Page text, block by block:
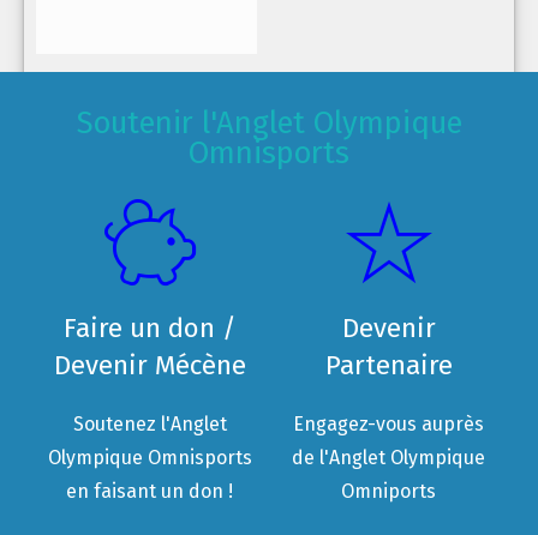
Soutenir l'Anglet Olympique
Omnisports
Faire un don /
Devenir Mécène
Soutenez l'Anglet
Olympique Omnisports
en faisant un don !
Devenir
Partenaire
Engagez-vous auprès
de l'Anglet Olympique
Omniports